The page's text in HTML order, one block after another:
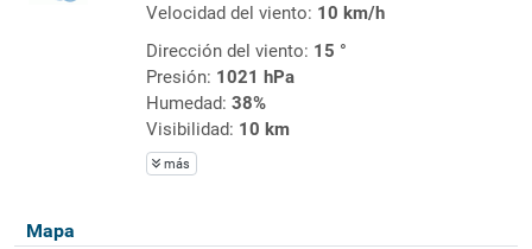
Velocidad del viento: 10 km/h
Dirección del viento: 15 °
Presión: 1021 hPa
Humedad: 38%
Visibilidad: 10 km
más
Mapa